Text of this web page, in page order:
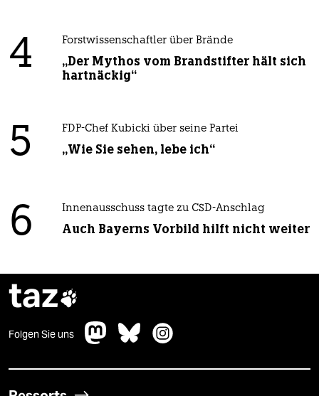
4 Forstwissenschaftler über Brände
„Der Mythos vom Brandstifter hält sich
hartnäckig“
5 FDP-Chef Kubicki über seine Partei
„Wie Sie sehen, lebe ich“
6 Innenausschuss tagte zu CSD-Anschlag
Auch Bayerns Vorbild hilft nicht weiter
taz
Folgen Sie uns